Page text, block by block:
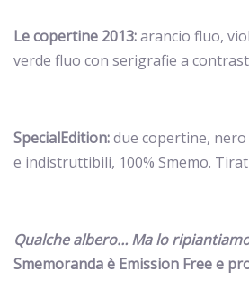
Le copertine 2013:arancio fluo,
verde fluo con serigrafie a
SpecialEdition:due copertine,
e indistruttibili, 100% Smemo.
Qualche albero… Ma lo
Smemoranda è Emission Free e